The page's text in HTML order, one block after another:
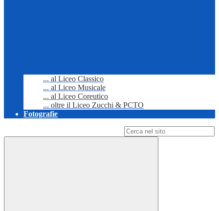
... al Liceo Classico
... al Liceo Musicale
... al Liceo Coreutico
... oltre il Liceo Zucchi & PCTO
Fotografie